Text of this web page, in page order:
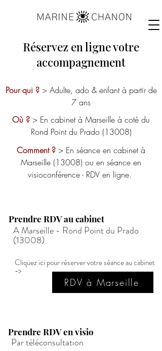
Réservez en ligne votre
accompagnement
Pour qui ? > Adulte, ado & enfant à partir de
7 ans
Où ? > En cabinet à Marseille à coté du
Rond Point du Prado (13008)
Comment ? > En séance en cabinet à
Marseille (13008) ou en séance en
visioconférence - RDV en ligne.
Prendre RDV au cabinet
A Marseille - Rond Point du Prado
(13008)
Cliquez ici pour réserver votre séance au cabinet
->
RDV à Marseille
Prendre RDV en visio
Par téléconsultation